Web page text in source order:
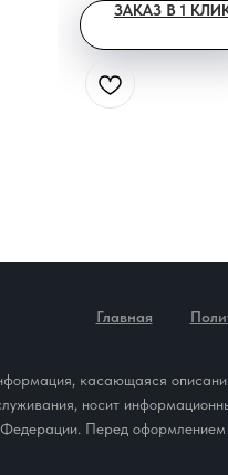
ЗАКАЗ В 1
Главная
касающаяся
носит
Перед